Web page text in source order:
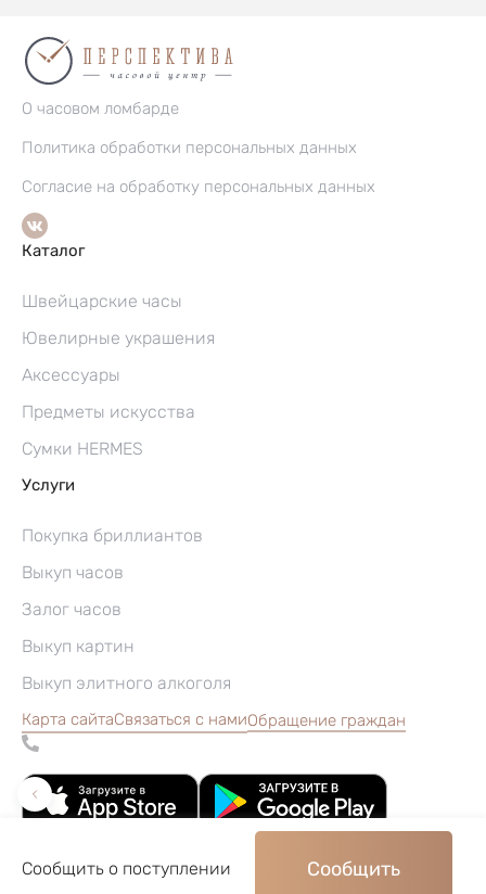
Сообщить о поступлении Сообщить
О часовом ломбарде
Политика обработки персональных данных
Согласие на обработку персональных данных
Каталог
Швейцарские часы
Ювелирные украшения
Аксессуары
Предметы искусства
Сумки HERMES
Услуги
Покупка бриллиантов
Выкуп часов
Залог часов
Выкуп картин
Выкуп элитного алкоголя
Карта сайтаСвязаться с намиОбращение граждан
©2004–2026, Часовой ломбард «Перспектива»